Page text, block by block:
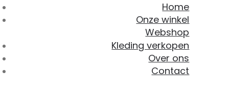
Home
Onze winkel
Webshop
Kleding verkopen
Over ons
Contact